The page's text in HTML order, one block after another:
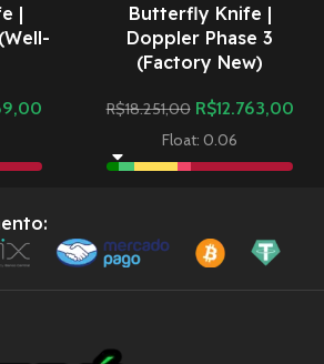
|
Butterfly Knife |
Doppler Phase 3
(Factory New)
R$18.251,00 R$12.763,00
Float: 0.06